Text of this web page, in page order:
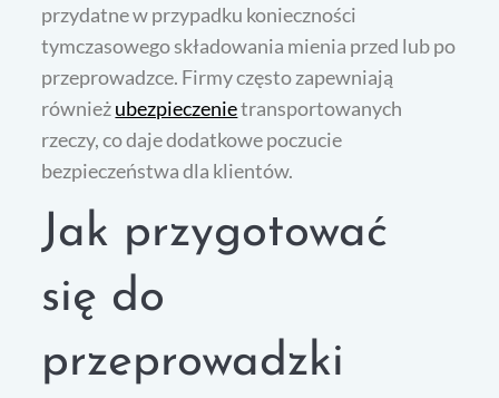
przydatne w przypadku konieczności
tymczasowego składowania mienia przed lub po
przeprowadzce. Firmy często zapewniają
równieżubezpieczenietransportowanych
rzeczy, co daje dodatkowe poczucie
bezpieczeństwa dla klientów.
Jak przygotować
się do
przeprowadzki